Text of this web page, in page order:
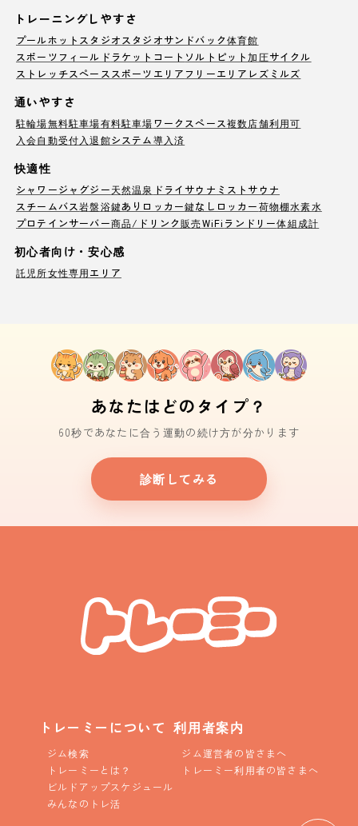
トレーニングしやすさ
プールホットスタジオ スタジオサンドバック体育館
スポーツフィールド ラケットコート ソルトピット加圧サイクル
ストレッチスペース スポーツエリア フリーエリア レズミルズ
通いやすさ
駐輪場無料駐車場有料駐車場ワークスペース複数店舗利用可
入会自動受付 入退館システム導入済
快適性
シャワージャグジー天然温泉 ドライサウナ ミストサウナ
スチームバス岩盤浴鍵ありロッカー鍵なしロッカー荷物棚水素水
プロテインサーバー商品/ドリンク販売WiFi ランドリー体組成計
初心者向け・安心感
託児所女性専用エリア
あなたはどのタイプ？
60秒であなたに合う運動の続け方が分かります
診断してみる
トレーミーについて
ジム検索
トレーミーとは？
ビルドアップスケジュール
みんなのトレ活
利用者案内
ジム運営者の皆さまへ
トレーミー利用者の皆さまへ